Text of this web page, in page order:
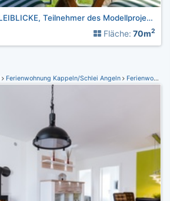
Ferienwohnung SCHLEIBLICKE, Teilnehmer des Modellprojektes
Fläche: 70m2
Ferienwohnung Kappeln/Schlei Angeln Ferienwohnung Ostseeresort Olpenitz